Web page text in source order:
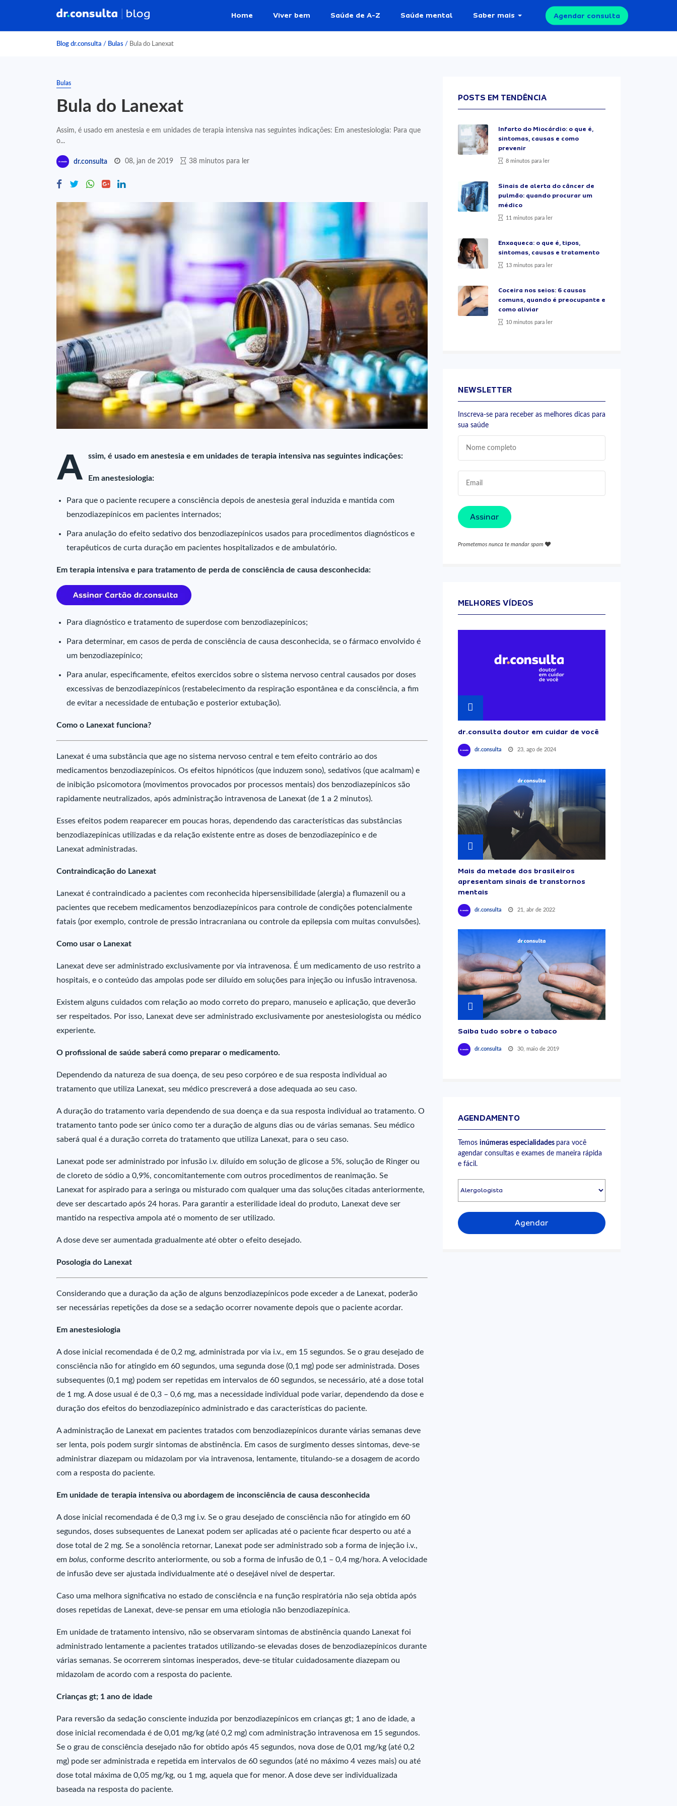
Home Viver bem Saúde de A-Z Saúde mental Saber mais Agendar consulta
Blog dr.consulta / Bulas / Bula do Lanexat
Bulas
Bula do Lanexat
Assim, é usado em anestesia e em unidades de terapia intensiva nas seguintes indicações: Em anestesiologia: Para que
o...
dr.consulta 08, jan de 2019 38 minutos para ler
A ssim, é usado em anestesia e em unidades de terapia intensiva nas seguintes indicações:
Em anestesiologia:
Para que o paciente recupere a consciência depois de anestesia geral induzida e mantida com
benzodiazepínicos em pacientes internados;
Para anulação do efeito sedativo dos benzodiazepínicos usados para procedimentos diagnósticos e
terapêuticos de curta duração em pacientes hospitalizados e de ambulatório.
Em terapia intensiva e para tratamento de perda de consciência de causa desconhecida:
Para diagnóstico e tratamento de superdose com benzodiazepínicos;
Para determinar, em casos de perda de consciência de causa desconhecida, se o fármaco envolvido é
um benzodiazepínico;
Para anular, especificamente, efeitos exercidos sobre o sistema nervoso central causados por doses
excessivas de benzodiazepínicos (restabelecimento da respiração espontânea e da consciência, a fim
de evitar a necessidade de entubação e posterior extubação).
Como o Lanexat funciona?
Lanexat é uma substância que age no sistema nervoso central e tem efeito contrário ao dos
medicamentos benzodiazepínicos. Os efeitos hipnóticos (que induzem sono), sedativos (que acalmam) e
de inibição psicomotora (movimentos provocados por processos mentais) dos benzodiazepínicos são
rapidamente neutralizados, após administração intravenosa de Lanexat (de 1 a 2 minutos).
Esses efeitos podem reaparecer em poucas horas, dependendo das características das substâncias
benzodiazepínicas utilizadas e da relação existente entre as doses de benzodiazepínico e de
Lanexat administradas.
Contraindicação do Lanexat
Lanexat é contraindicado a pacientes com reconhecida hipersensibilidade (alergia) a flumazenil ou a
pacientes que recebem medicamentos benzodiazepínicos para controle de condições potencialmente
fatais (por exemplo, controle de pressão intracraniana ou controle da epilepsia com muitas convulsões).
Como usar o Lanexat
Lanexat deve ser administrado exclusivamente por via intravenosa. É um medicamento de uso restrito a
hospitais, e o conteúdo das ampolas pode ser diluído em soluções para injeção ou infusão intravenosa.
Existem alguns cuidados com relação ao modo correto do preparo, manuseio e aplicação, que deverão
ser respeitados. Por isso, Lanexat deve ser administrado exclusivamente por anestesiologista ou médico
experiente.
O profissional de saúde saberá como preparar o medicamento.
Dependendo da natureza de sua doença, de seu peso corpóreo e de sua resposta individual ao
tratamento que utiliza Lanexat, seu médico prescreverá a dose adequada ao seu caso.
A duração do tratamento varia dependendo de sua doença e da sua resposta individual ao tratamento. O
tratamento tanto pode ser único como ter a duração de alguns dias ou de várias semanas. Seu médico
saberá qual é a duração correta do tratamento que utiliza Lanexat, para o seu caso.
Lanexat pode ser administrado por infusão i.v. diluído em solução de glicose a 5%, solução de Ringer ou
de cloreto de sódio a 0,9%, concomitantemente com outros procedimentos de reanimação. Se
Lanexat for aspirado para a seringa ou misturado com qualquer uma das soluções citadas anteriormente,
deve ser descartado após 24 horas. Para garantir a esterilidade ideal do produto, Lanexat deve ser
mantido na respectiva ampola até o momento de ser utilizado.
A dose deve ser aumentada gradualmente até obter o efeito desejado.
Posologia do Lanexat
Considerando que a duração da ação de alguns benzodiazepínicos pode exceder a de Lanexat, poderão
ser necessárias repetições da dose se a sedação ocorrer novamente depois que o paciente acordar.
Em anestesiologia
A dose inicial recomendada é de 0,2 mg, administrada por via i.v., em 15 segundos. Se o grau desejado de
consciência não for atingido em 60 segundos, uma segunda dose (0,1 mg) pode ser administrada. Doses
subsequentes (0,1 mg) podem ser repetidas em intervalos de 60 segundos, se necessário, até a dose total
de 1 mg. A dose usual é de 0,3 – 0,6 mg, mas a necessidade individual pode variar, dependendo da dose e
duração dos efeitos do benzodiazepínico administrado e das características do paciente.
A administração de Lanexat em pacientes tratados com benzodiazepínicos durante várias semanas deve
ser lenta, pois podem surgir sintomas de abstinência. Em casos de surgimento desses sintomas, deve-se
administrar diazepam ou midazolam por via intravenosa, lentamente, titulando-se a dosagem de acordo
com a resposta do paciente.
Em unidade de terapia intensiva ou abordagem de inconsciência de causa desconhecida
A dose inicial recomendada é de 0,3 mg i.v. Se o grau desejado de consciência não for atingido em 60
segundos, doses subsequentes de Lanexat podem ser aplicadas até o paciente ficar desperto ou até a
dose total de 2 mg. Se a sonolência retornar, Lanexat pode ser administrado sob a forma de injeção i.v.,
em bolus, conforme descrito anteriormente, ou sob a forma de infusão de 0,1 – 0,4 mg/hora. A velocidade
de infusão deve ser ajustada individualmente até o desejável nível de despertar.
Caso uma melhora significativa no estado de consciência e na função respiratória não seja obtida após
doses repetidas de Lanexat, deve-se pensar em uma etiologia não benzodiazepínica.
Em unidade de tratamento intensivo, não se observaram sintomas de abstinência quando Lanexat foi
administrado lentamente a pacientes tratados utilizando-se elevadas doses de benzodiazepínicos durante
várias semanas. Se ocorrerem sintomas inesperados, deve-se titular cuidadosamente diazepam ou
midazolam de acordo com a resposta do paciente.
Crianças gt; 1 ano de idade
Para reversão da sedação consciente induzida por benzodiazepínicos em crianças gt; 1 ano de idade, a
dose inicial recomendada é de 0,01 mg/kg (até 0,2 mg) com administração intravenosa em 15 segundos.
Se o grau de consciência desejado não for obtido após 45 segundos, nova dose de 0,01 mg/kg (até 0,2
mg) pode ser administrada e repetida em intervalos de 60 segundos (até no máximo 4 vezes mais) ou até
dose total máxima de 0,05 mg/kg, ou 1 mg, aquela que for menor. A dose deve ser individualizada
baseada na resposta do paciente.
POSTS EM TENDÊNCIA
Infarto do Miocárdio: o que é,
sintomas, causas e como
prevenir
8 minutos para ler
Sinais de alerta do câncer de
pulmão: quando procurar um
médico
11 minutos para ler
Enxaqueca: o que é, tipos,
sintomas, causas e tratamento
13 minutos para ler
Coceira nos seios: 6 causas
comuns, quando é preocupante e
como aliviar
10 minutos para ler
NEWSLETTER
Inscreva-se para receber as melhores dicas para
sua saúde
Assinar
Prometemos nunca te mandar spam
MELHORES VÍDEOS
dr.consulta doutor em cuidar de você
dr.consulta 23, ago de 2024
Mais da metade dos brasileiros
apresentam sinais de transtornos
mentais
dr.consulta 21, abr de 2022
Saiba tudo sobre o tabaco
dr.consulta 30, maio de 2019
AGENDAMENTO
Temos inúmeras especialidades para você
agendar consultas e exames de maneira rápida
e fácil.
Agendar